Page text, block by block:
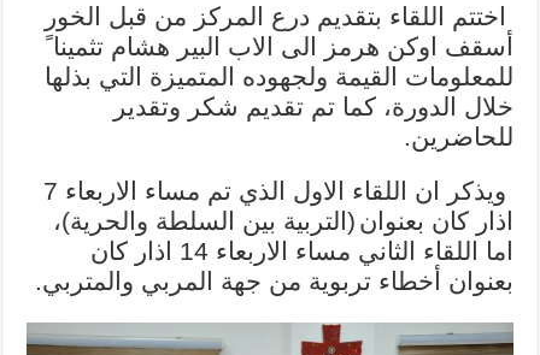
اختتم اللقاء بتقديم درع المركز من قبل الخور
أسقف اوكن هرمز الى الاب البير هشام تثمينا ً
للمعلومات القيمة ولجهوده المتميزة التي بذلها
خلال الدورة، كما تم تقديم شكر وتقدير
للحاضرين.
ويذكر ان اللقاء الاول الذي تم مساء الاربعاء 7
اذار كان بعنوان (التربية بين السلطة والحرية)،
اما اللقاء الثاني مساء الاربعاء 14 اذار كان
بعنوان أخطاءتربوية من جهة المربي والمتربي.